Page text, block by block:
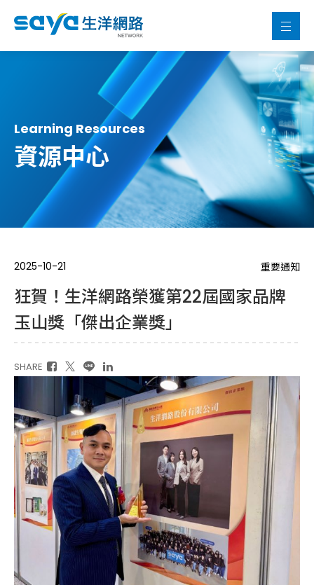
Learning Resources
資源中心
2025-10-21 重要通知
狂賀！生洋網路榮獲第22屆國家品牌
玉山獎「傑出企業獎」
SHARE